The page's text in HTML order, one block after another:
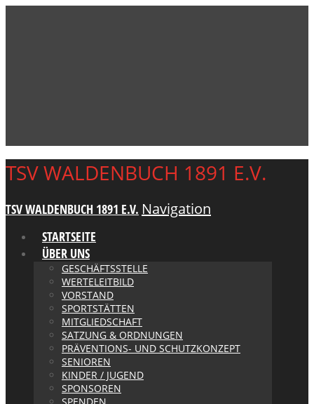
TSV WALDENBUCH 1891 E.V.
TSV WALDENBUCH 1891 E.V. Navigation
STARTSEITE
ÜBER UNS
GESCHÄFTSSTELLE
WERTELEITBILD
VORSTAND
SPORTSTÄTTEN
MITGLIEDSCHAFT
SATZUNG & ORDNUNGEN
PRÄVENTIONS- UND SCHUTZKONZEPT
SENIOREN
KINDER / JUGEND
SPONSOREN
SPENDEN